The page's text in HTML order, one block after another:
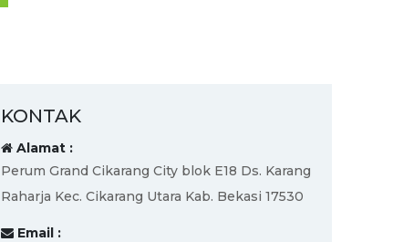
KONTAK
Alamat :
Perum Grand Cikarang City blok E18 Ds. Karang
Raharja Kec. Cikarang Utara Kab. Bekasi 17530
Email :